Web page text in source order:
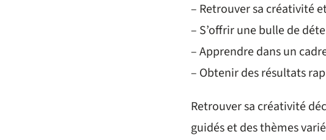
– Retrouver sa créativité
– S’offrir une bulle de
– Apprendre dans un
– Obtenir des résultats
Retrouver sa créativité
guidés et des thèmes